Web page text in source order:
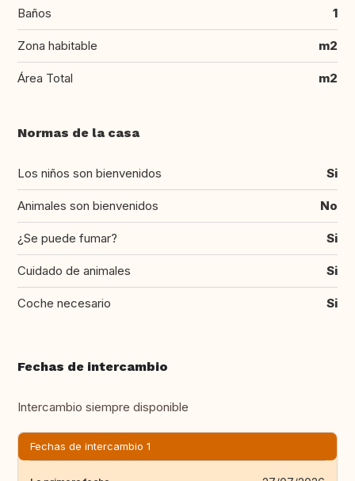
Baños 1
Zona habitable m2
Área Total m2
Normas de la casa
Los niños son bienvenidos Si
Animales son bienvenidos No
¿Se puede fumar? Si
Cuidado de animales Si
Coche necesario Si
Fechas de intercambio
Intercambio siempre disponible
Fechas de intercambio 1